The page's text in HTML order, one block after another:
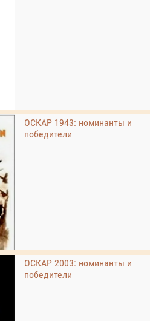
ОСКАР 1943: номинанты и
победители
ОСКАР 2003: номинанты и
победители